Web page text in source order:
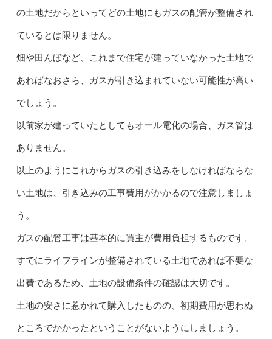
の土地だからといってどの土地にもガスの配管が整備され
ているとは限りません。
畑や田んぼなど、これまで住宅が建っていなかった土地で
あればなおさら、ガスが引き込まれていない可能性が高い
でしょう。
以前家が建っていたとしてもオール電化の場合、ガス管は
ありません。
以上のようにこれからガスの引き込みをしなければならな
い土地は、引き込みの工事費用がかかるので注意しましょ
う。
ガスの配管工事は基本的に買主が費用負担するものです。
すでにライフラインが整備されている土地であれば不要な
出費であるため、土地の設備条件の確認は大切です。
土地の安さに惹かれて購入したものの、初期費用が思わぬ
ところでかかったということがないようにしましょう。